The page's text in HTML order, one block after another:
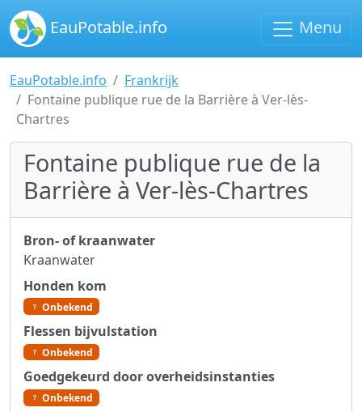
EauPotable.info Menu
EauPotable.info
Frankrijk
Fontaine publique rue de la Barrière à Ver-lès-
Chartres
Fontaine publique rue de la
Barrière à Ver-lès-Chartres
Bron- of kraanwater
Kraanwater
Honden kom
Onbekend
Flessen bijvulstation
Onbekend
Goedgekeurd door overheidsinstanties
Onbekend